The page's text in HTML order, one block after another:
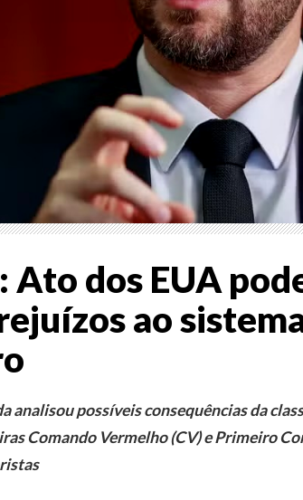
Ato dos EUA
ao
analisou possíveis consequências da
Comando Vermelho (CV) e Primeiro